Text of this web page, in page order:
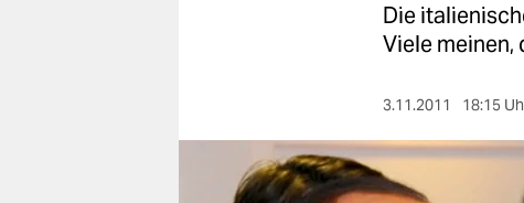
berlin
Die
Viele meinen,
3.11.2011 18:15